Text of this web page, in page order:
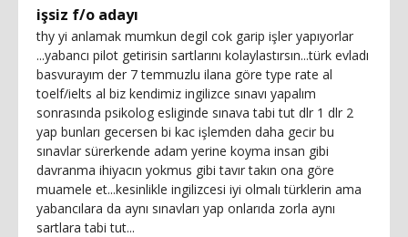
işsiz f/o adayı
thy yi anlamak mumkun degil cok garip işler yapıyorlar
...yabancı pilot getirisin sartlarını kolaylastırsın...türk evladı
basvurayım der 7 temmuzlu ilana göre type rate al
toelf/ielts al biz kendimiz ingilizce sınavı yapalım
sonrasında psikolog esliginde sınava tabi tut dlr 1 dlr 2
yap bunları gecersen bi kac işlemden daha gecir bu
sınavlar sürerkende adam yerine koyma insan gibi
davranma ihiyacın yokmus gibi tavır takın ona göre
muamele et...kesinlikle ingilizcesi iyi olmalı türklerin ama
yabancılara da aynı sınavları yap onlarıda zorla aynı
sartlara tabi tut...